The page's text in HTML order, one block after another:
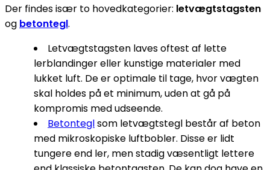
Der findes især to hovedkategorier: letvægtstagsten
og betontegl.
Letvægtstagsten laves oftest af lette
lerblandinger eller kunstige materialer med
lukket luft. De er optimale til tage, hvor vægten
skal holdes på et minimum, uden at gå på
kompromis med udseende.
Betonteglsom letvægtstegl består af beton
med mikroskopiske luftbobler. Disse er lidt
tungere end ler, men stadig væsentligt lettere